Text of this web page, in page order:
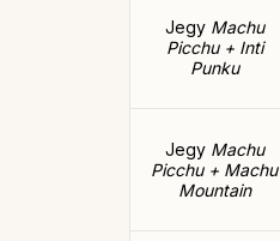
Jegy Machu
Picchu + Inti
Punku
Jegy Machu
Picchu + Machu
Mountain